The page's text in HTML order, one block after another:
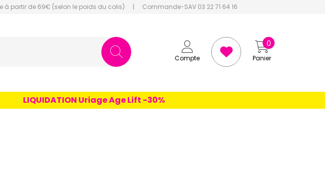
à partir de 69€ (selon le poids du colis) | Commande-SAV 03 22 71 64 16
Compte Panier
0
LIQUIDATION Uriage Age Lift -30%